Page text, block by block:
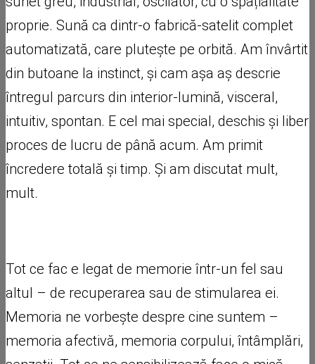
proprie. Sună ca dintr-o fabrică-satelit complet
automatizată, care plutește pe orbită. Am învârtit
din butoane la instinct, și cam așa aș descrie
întregul parcurs din interior-lumină, visceral,
intuitiv, spontan. E cel mai special, deschis și liber
proces de lucru de până acum. Am primit
încredere totală și timp. Și am discutat mult,
mult.
Tot ce fac e legat de memorie într-un fel sau
altul – de recuperarea sau de stimularea ei.
Memoria ne vorbește despre cine suntem –
memoria afectivă, memoria corpului, întâmplări,